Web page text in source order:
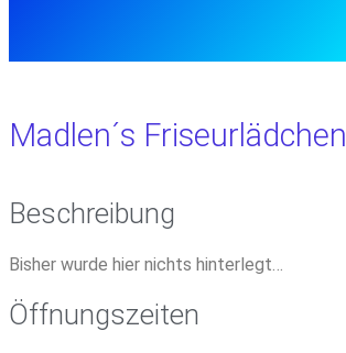
Madlen´s Friseurlädchen
Beschreibung
Bisher wurde hier nichts hinterlegt…
Öffnungszeiten